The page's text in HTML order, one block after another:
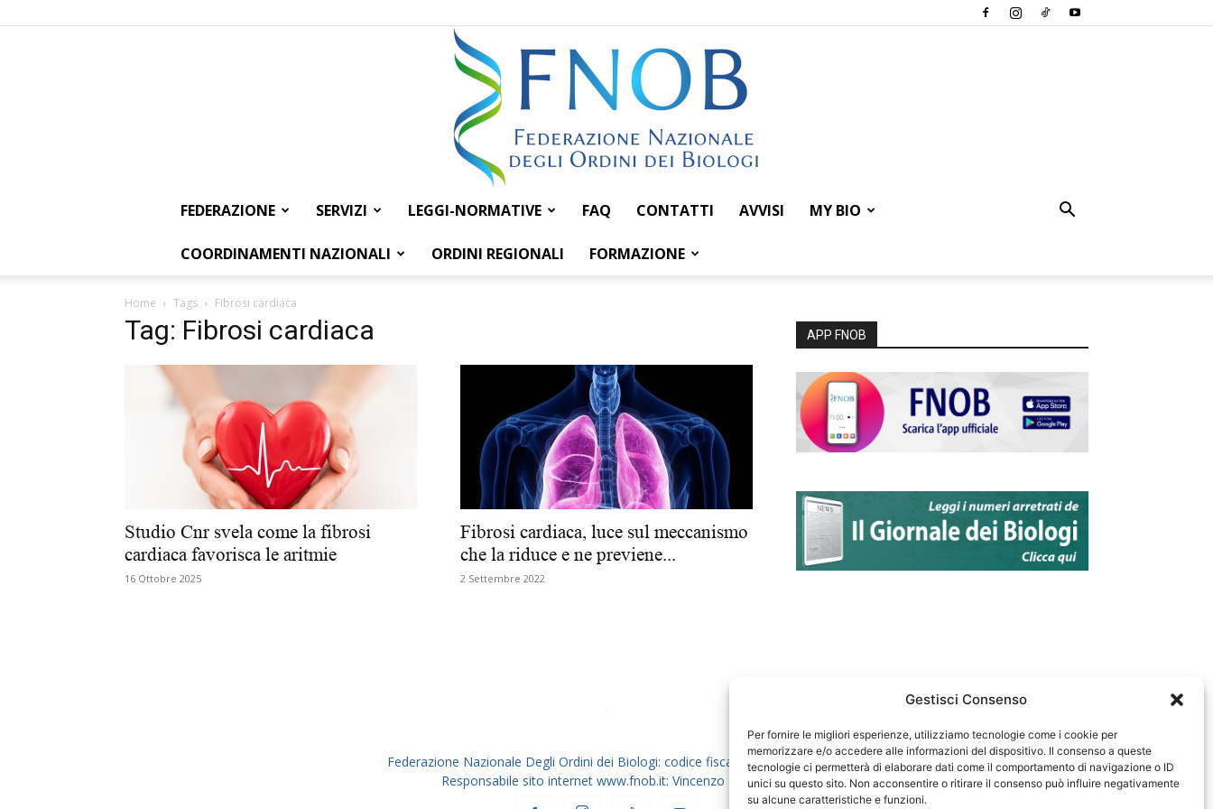
Gestisci Consenso
Per fornire le migliori esperienze, utilizziamo tecnologie come i cookie per
memorizzare e/o accedere alle informazioni del dispositivo. Il consenso a queste
tecnologie ci permetterà di elaborare dati come il comportamento di navigazione o ID
unici su questo sito. Non acconsentire o ritirare il consenso può influire negativamente
su alcune caratteristiche e funzioni.
Federazione
Nazionale
degli
dei
FEDERAZIONE SERVIZI LEGGI-NORMATIVE FAQ CONTATTI AVVISI MY BIO
COORDINAMENTI NAZIONALI ORDINI REGIONALI FORMAZIONE
Home Tags Fibrosi cardiaca
Tag: Fibrosi cardiaca
Studio Cnr svela come la fibrosi
cardiaca favorisca le aritmie
16 Ottobre 2025
Fibrosi cardiaca, luce sul meccanismo
che la riduce e ne previene...
2 Settembre 2022
APP FNOB
Federazione Nazionale Degli Ordini dei Biologi: codice fiscale 80069130583
Responsabile sito internet www.fnob.it: Vincenzo D'Anna